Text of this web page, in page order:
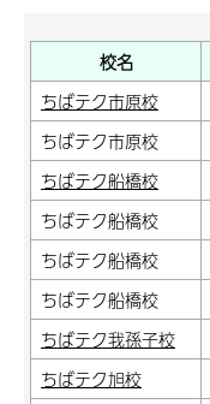
校名
ちばテク市原校
ちばテク市原校
ちばテク船橋校
ちばテク船橋校
ちばテク船橋校
ちばテク船橋校
ちばテク我孫子校
ちばテク旭校